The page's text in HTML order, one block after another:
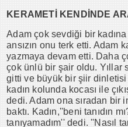
KERAMETİ KENDİNDE
Adam çok sevdiği bir
ansızın onu terk etti. Adam
yazmaya devam etti. Daha
çok ünlü bir şair oldu. Yıllar
gitti ve büyük bir şiir
kadın kolunda kocası ile
dedi. Adam ona sıradan bir
baktı. Kadın,''beni tanıdın
tanıyamadım'' dedi. ''Nasıl